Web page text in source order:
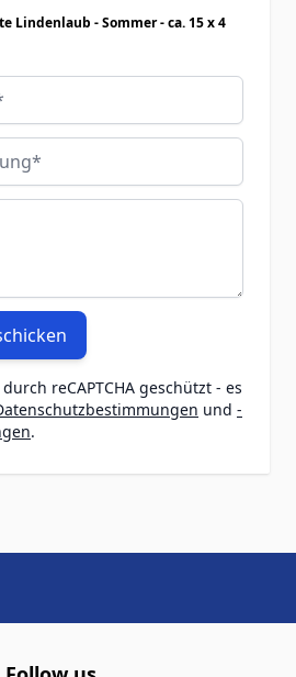
Lindenlaub - Sommer - ca. 15 x 4
reCAPTCHA geschützt - es
und -
.